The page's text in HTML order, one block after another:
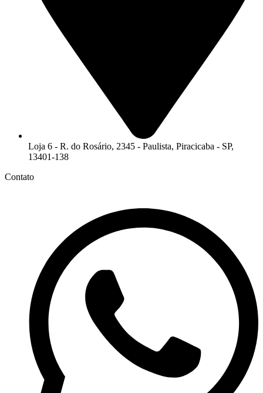
Loja 6 - R. do Rosário, 2345 - Paulista, Piracicaba - SP,
13401-138
Contato